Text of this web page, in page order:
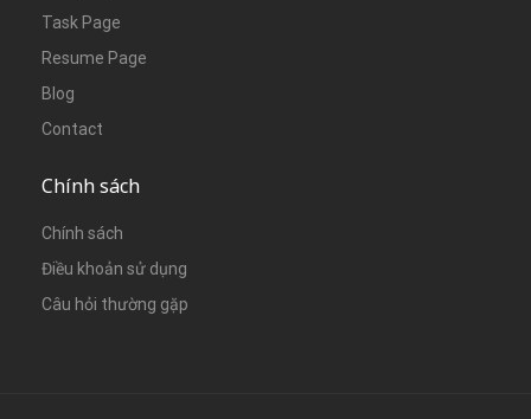
Task Page
Resume Page
Blog
Contact
Chính sách
Chính sách
Điều khoản sử dụng
Câu hỏi thường gặp